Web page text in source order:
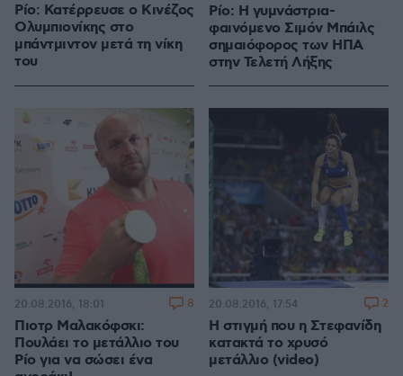
Ρίο: Κατέρρευσε ο Κινέζος
Ολυμπιονίκης στο
μπάντμιντον μετά τη νίκη
του
Ρίο: Η γυμνάστρια-
φαινόμενο Σιμόν Μπάιλς
σημαιόφορος των ΗΠΑ
στην Τελετή Λήξης
Πιοτρ Μαλακόφσκι:
Πουλάει το μετάλλιο του
Ρίο για να σώσει ένα
20.08.2016, 18:01 8
Η στιγμή που η Στεφανίδη
κατακτά το χρυσό
μετάλλιο (video)
20.08.2016, 17:54 2